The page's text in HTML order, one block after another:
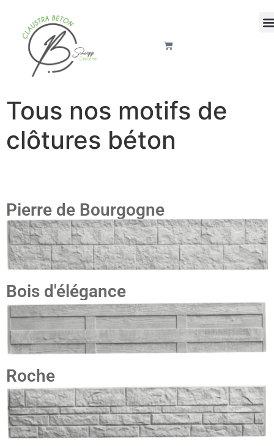
Tous nos motifs de
clôtures béton
Pierre de Bourgogne
Bois d'élégance
Roche